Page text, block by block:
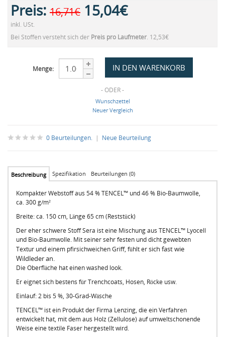
Preis: 16,71€ 15,04€
inkl. USt.
Bei Stoffen versteht sich der Preis pro Laufmeter. 12,53€
Menge:
- ODER -
Wunschzettel
Neuer Vergleich
0 Beurteilungen. | Neue Beurteilung
Beschreibung Spezifikation Beurteilungen (0)
Kompakter Webstoff aus 54 % TENCEL™ und 46 % Bio-Baumwolle,
ca. 300 g/m²
Breite: ca. 150 cm, Länge 65 cm (Reststück)
Der eher schwere Stoff Sera ist eine Mischung aus TENCEL™ Lyocell
und Bio-Baumwolle. Mit seiner sehr festen und dicht gewebten
Textur und einem pfirsichweichen Griff, fühlt ersich fastwie
Wildleder an.
Die Oberfläche hat einen washed look.
Er eignet sich bestens für Trenchcoats, Hosen, Röcke usw.
Einlauf: 2 bis 5 %, 30-Grad-Wäsche
TENCEL™ ist ein Produkt der Firma Lenzing, die ein Verfahren
entwickelt hat, mit dem aus Holz (Zellulose) auf umweltschonende
Weise eine textile Faser hergestellt wird.